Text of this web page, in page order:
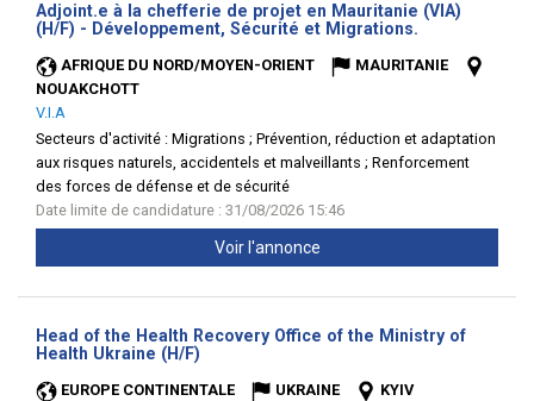
Adjoint.e à la chefferie de projet en Mauritanie (VIA)
(H/F) - Développement, Sécurité et Migrations.
AFRIQUE DU NORD/MOYEN-ORIENT
MAURITANIE
NOUAKCHOTT
V.I.A
Secteurs d'activité : Migrations ; Prévention, réduction et adaptation
aux risques naturels, accidentels et malveillants ; Renforcement
des forces de défense et de sécurité
Date limite de candidature : 31/08/2026 15:46
Voir l'annonce
Head of the Health Recovery Office of the Ministry of
Health Ukraine (H/F)
EUROPE CONTINENTALE UKRAINE
KYIV